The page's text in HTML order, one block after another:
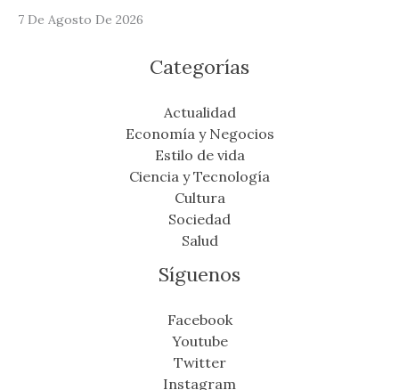
7 De Agosto De 2026
Categorías
Actualidad
Economía y Negocios
Estilo de vida
Ciencia y Tecnología
Cultura
Sociedad
Salud
Síguenos
Facebook
Youtube
Twitter
Instagram